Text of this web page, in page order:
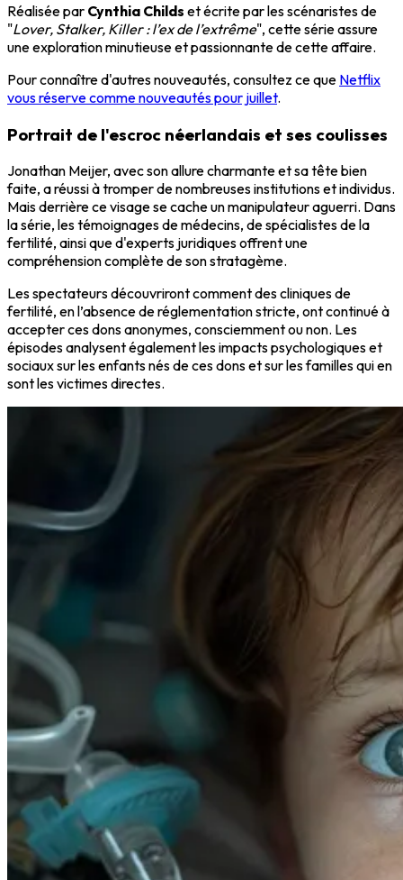
Réalisée par Cynthia Childs et écrite par les scénaristes de
"Lover, Stalker, Killer : l’ex de l’extrême", cette série assure
une exploration minutieuse et passionnante de cette affaire.
Pour connaître d'autres nouveautés, consultez ce que Netflix
vous réserve comme nouveautés pour juillet.
Portrait de l'escroc néerlandais et ses coulisses
Jonathan Meijer, avec son allure charmante et sa tête bien
faite, a réussi à tromper de nombreuses institutions et individus.
Mais derrière ce visage se cache un manipulateur aguerri. Dans
la série, les témoignages de médecins, de spécialistes de la
fertilité, ainsi que d'experts juridiques offrent une
compréhension complète de son stratagème.
Les spectateurs découvriront comment des cliniques de
fertilité, en l’absence de réglementation stricte, ont continué à
accepter ces dons anonymes, consciemment ou non. Les
épisodes analysent également les impacts psychologiques et
sociaux sur les enfants nés de ces dons et sur les familles qui en
sont les victimes directes.